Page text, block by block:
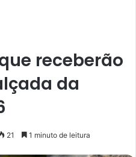
receberão
da
21 1 minuto de leitura